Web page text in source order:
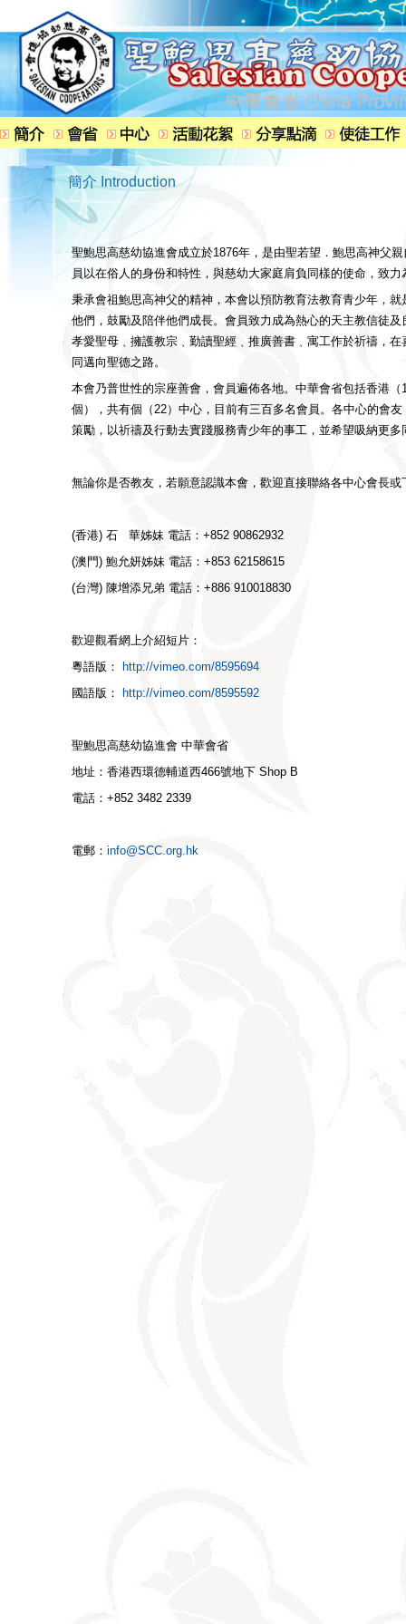
簡介 Introduction
聖鮑思高慈幼協進會成立於1876年，是由聖若望．鮑思高神父
員以在俗人的身份和特性，與慈幼大家庭肩負同樣的使命，致
秉承會祖鮑思高神父的精神，本會以預防教育法教育青少年，
他們，鼓勵及陪伴他們成長。會員致力成為熱心的天主教信徒
孝愛聖母﹑擁護教宗﹑勤讀聖經﹑推廣善書﹑寓工作於祈禱，
同邁向聖德之路。
本會乃普世性的宗座善會，會員遍佈各地。中華會省包括香港
個），共有個（22）中心，目前有三百多名會員。各中心的會
策勵，以祈禱及行動去實踐服務青少年的事工，並希望吸納更多
無論你是否教友，若願意認識本會，歡迎直接聯絡各中心會長
(香港) 石 華姊妹 電話：+852 90862932
(澳門) 鮑允妍姊妹 電話：+853 62158615
(台灣) 陳增添兄弟 電話：+886 910018830
歡迎觀看網上介紹短片：
粵語版：
http://vimeo.com/8595694
國語版：
http://vimeo.com/8595592
聖鮑思高慈幼協進會 中華會省
地址：香港西環德輔道西466號地下 Shop B
電話：+852 3482 2339
電郵： info@SCC.org.hk